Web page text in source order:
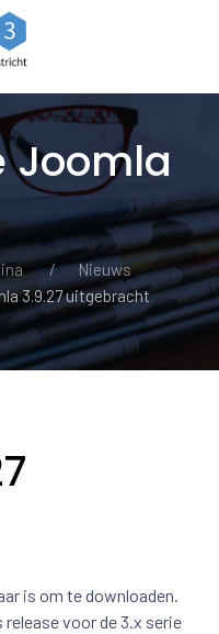
Joomla
Nieuws
3.9.27 uitgebracht
is om te downloaden.
voor de 3.x serie